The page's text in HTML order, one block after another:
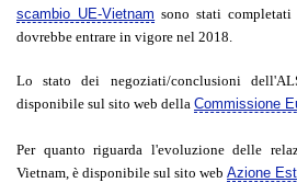
scambio UE-Vietnam sono stati
dovrebbe entrare in vigore nel 2018.
Lo stato dei negoziati/conclusioni
disponibile sul sito web della Commissione
Per quanto riguarda l'evoluzione delle
Vietnam, è disponibile sul sito web Azione